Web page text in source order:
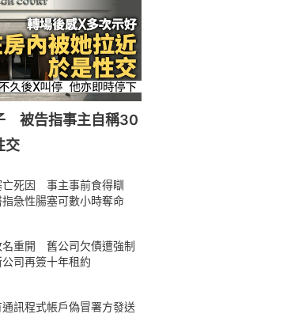
被告指事主自稱30
交
亡死因 事主事前食得瞓
急性腸塞可數小時奪命
名重開 舊公司欠債遭強制
司再簽十年租約
訊程式帳戶偽冒署方發送